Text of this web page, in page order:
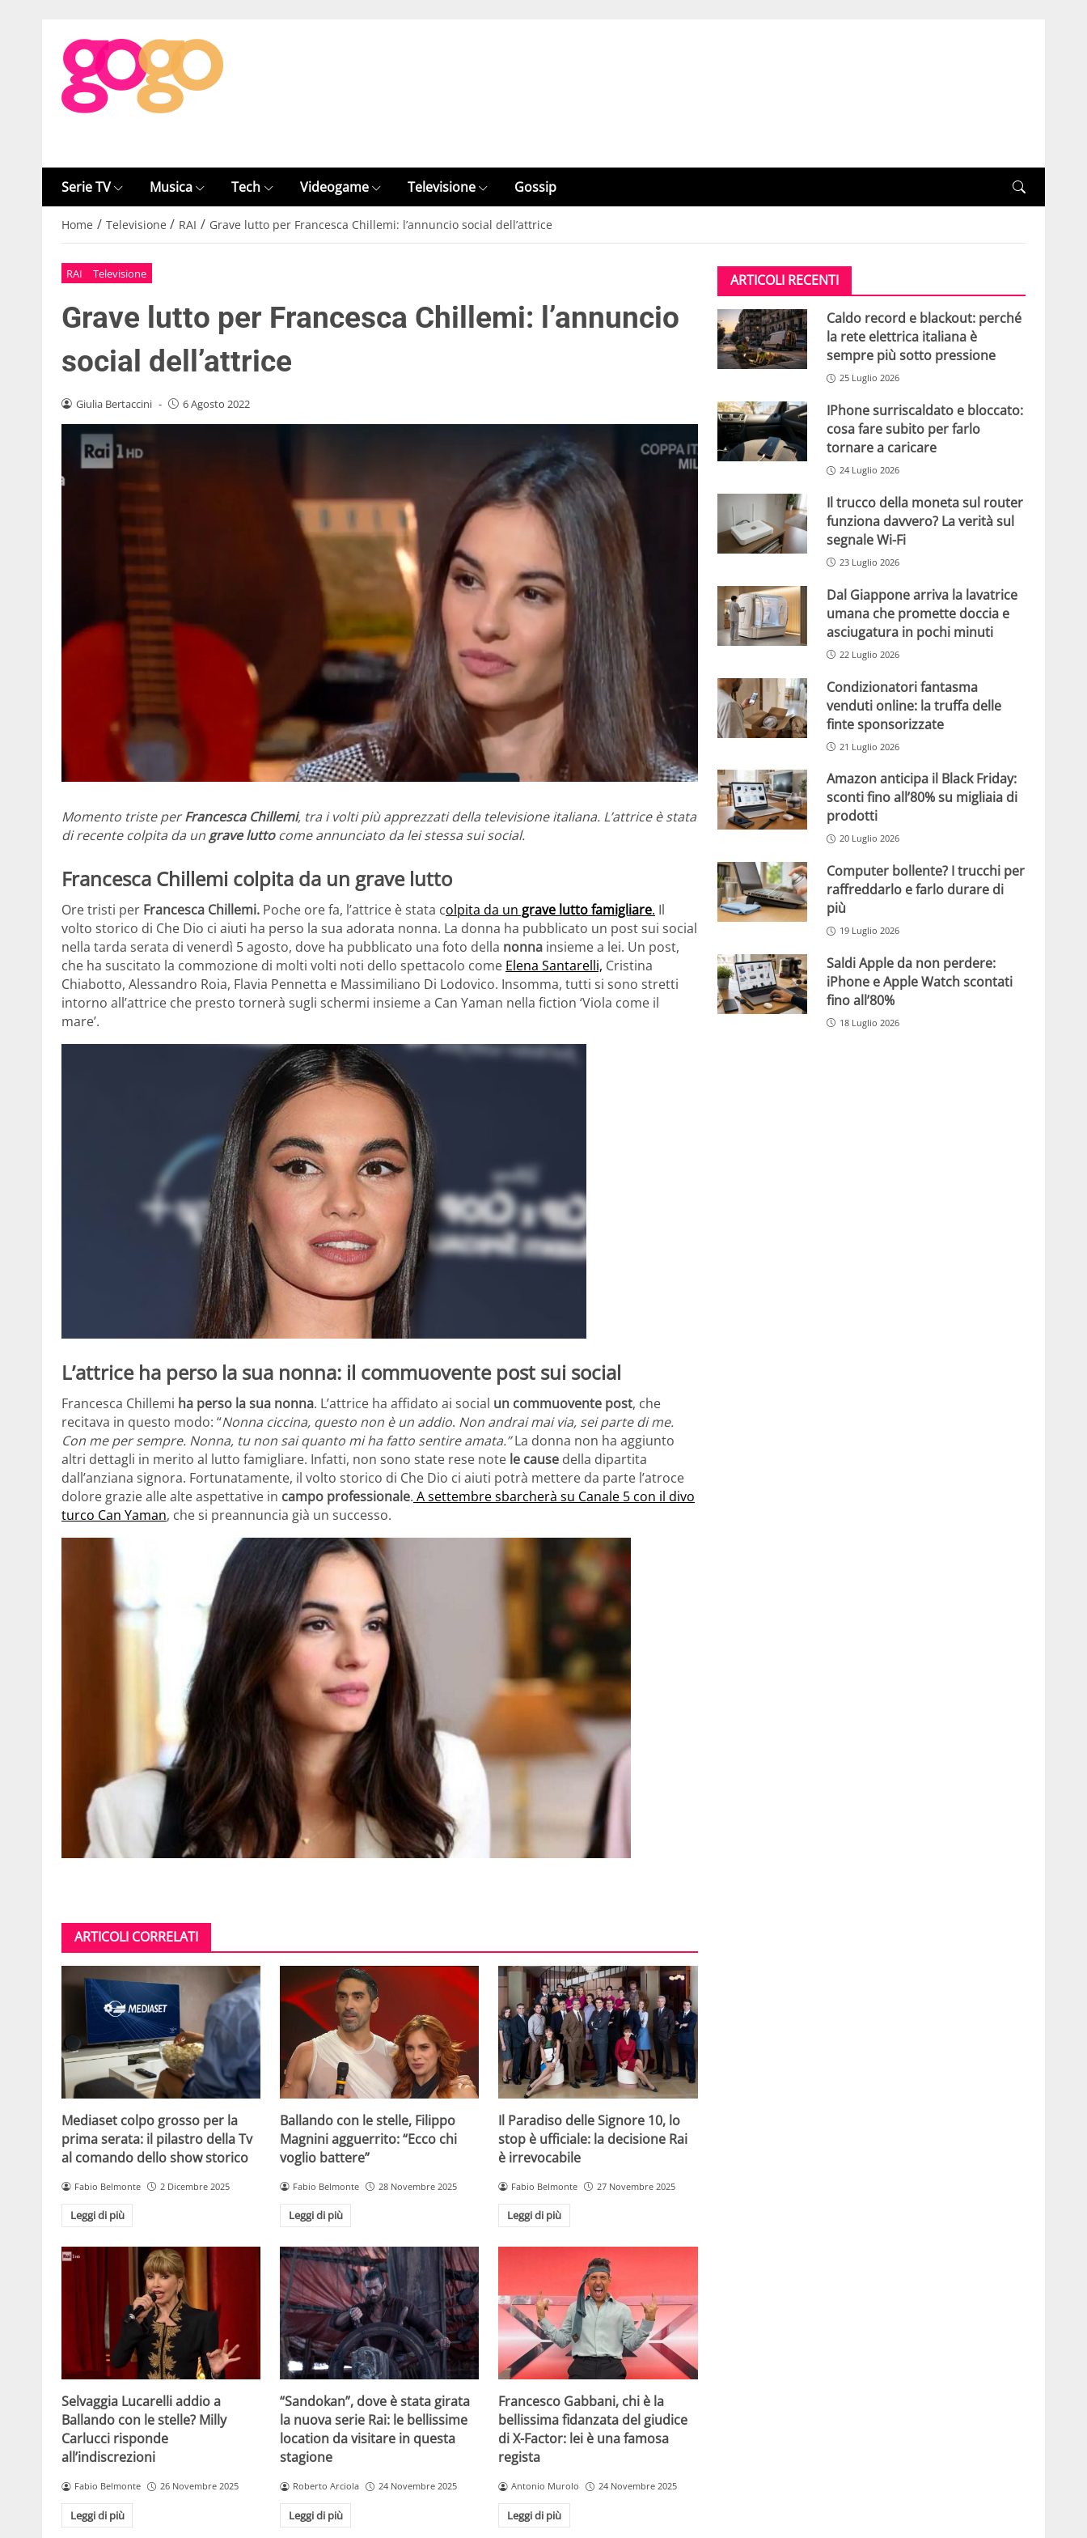
Serie TV Musica Tech Videogame Televisione Gossip
Home / Televisione / RAI / Grave lutto per Francesca Chillemi: l’annuncio social dell’attrice
RAI Televisione
Grave lutto per Francesca Chillemi: l’annuncio
social dell’attrice
Giulia Bertaccini - 6 Agosto 2022
Momento triste perFrancesca Chillemi, tra i volti più apprezzati della televisione italiana. L’attrice è stata
di recente colpita da ungrave luttocome annunciato da lei stessa sui social.
Francesca Chillemi colpita da un grave lutto
Ore tristi per Francesca Chillemi. Poche ore fa, l’attrice è stata colpita da un grave lutto famigliare. Il
volto storico di Che Dio ci aiuti ha perso la sua adorata nonna. La donna ha pubblicato un post sui social
nella tarda serata di venerdì 5 agosto, dove ha pubblicato una foto della nonna insieme a lei. Un post,
che ha suscitato la commozione di molti volti noti dello spettacolo come Elena Santarelli, Cristina
Chiabotto, Alessandro Roia, Flavia Pennetta e Massimiliano Di Lodovico. Insomma, tutti si sono stretti
intorno all’attrice che presto tornerà sugli schermi insieme a Can Yaman nella fiction ‘Viola come il
mare’.
L’attrice ha perso la sua nonna: il commuovente post sui social
Francesca Chillemi ha perso la sua nonna. L’attrice ha affidato ai social un commuovente post, che
recitava in questo modo: “Nonna ciccina, questo non è un addio. Non andrai mai via, sei parte di me.
Con me per sempre. Nonna, tu non sai quanto mi ha fatto sentire amata.”La donna non ha aggiunto
altri dettagli in merito al lutto famigliare. Infatti, non sono state rese note le cause della dipartita
dall’anziana signora. Fortunatamente, il volto storico di Che Dio ci aiuti potrà mettere da parte l’atroce
dolore grazie alle alte aspettative in campo professionale. A settembre sbarcherà su Canale 5 con il divo
turco Can Yaman, che si preannuncia già un successo.
ARTICOLI CORRELATI
Mediaset colpo grosso per la
prima serata: il pilastro della Tv
al comando dello show storico
Fabio Belmonte 2 Dicembre 2025
Leggi di più
Ballando con le stelle, Filippo
Magnini agguerrito: “Ecco chi
voglio battere”
Fabio Belmonte 28 Novembre 2025
Leggi di più
Il Paradiso delle Signore 10, lo
stop è ufficiale: la decisione Rai
è irrevocabile
Fabio Belmonte 27 Novembre 2025
Leggi di più
Selvaggia Lucarelli addio a
Ballando con le stelle? Milly
Carlucci risponde
all’indiscrezioni
Fabio Belmonte 26 Novembre 2025
Leggi di più
“Sandokan”, dove è stata girata
la nuova serie Rai: le bellissime
location da visitare in questa
stagione
Roberto Arciola 24 Novembre 2025
Leggi di più
Francesco Gabbani, chi è la
bellissima fidanzata del giudice
di X-Factor: lei è una famosa
regista
Antonio Murolo 24 Novembre 2025
Leggi di più
ARTICOLI RECENTI
Caldo record e blackout: perché
la rete elettrica italiana è
sempre più sotto pressione
25 Luglio 2026
IPhone surriscaldato e bloccato:
cosa fare subito per farlo
tornare a caricare
24 Luglio 2026
Il trucco della moneta sul router
funziona davvero? La verità sul
segnale Wi-Fi
23 Luglio 2026
Dal Giappone arriva la lavatrice
umana che promette doccia e
asciugatura in pochi minuti
22 Luglio 2026
Condizionatori fantasma
venduti online: la truffa delle
finte sponsorizzate
21 Luglio 2026
Amazon anticipa il Black Friday:
sconti fino all’80% su migliaia di
prodotti
20 Luglio 2026
Computer bollente? I trucchi per
raffreddarlo e farlo durare di
più
19 Luglio 2026
Saldi Apple da non perdere:
iPhone e Apple Watch scontati
fino all’80%
18 Luglio 2026